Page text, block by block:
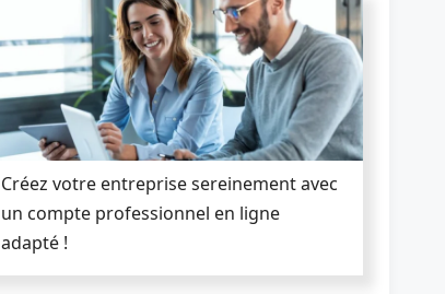
Créez votre entreprise sereinement avec
un compte professionnel en ligne
adapté !